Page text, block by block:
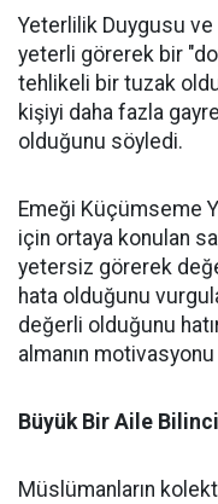
Yeterlilik Duygusu ve
yeterli görerek bir
tehlikeli bir tuzak
kişiyi daha fazla
olduğunu söyledi.
Emeği Küçümseme
için ortaya konulan
yetersiz görerek
hata olduğunu
değerli olduğunu
almanın
Büyük Bir Aile Bilinci
Müslümanların